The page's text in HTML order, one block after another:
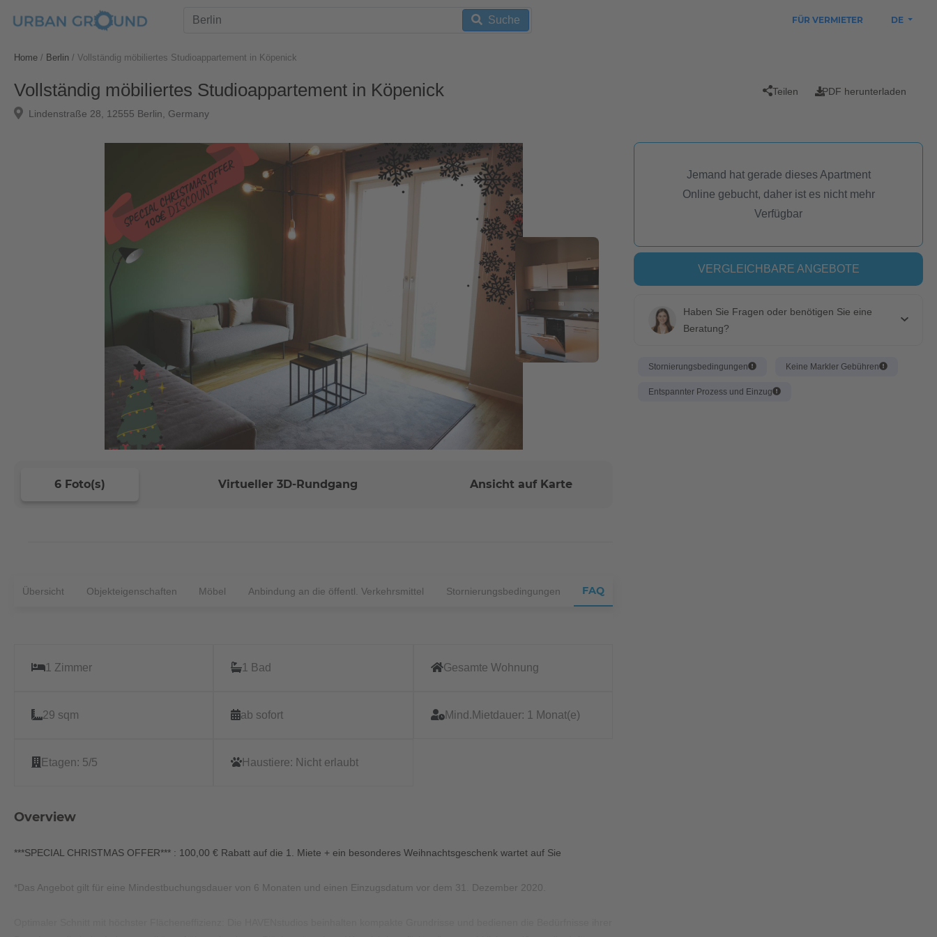
Suche FÜR VERMIETER DE
Home / Berlin / Vollständig möbiliertes Studioappartement in Köpenick
Vollständig möbiliertes Studioappartement in Köpenick
Lindenstraße 28, 12555 Berlin, Germany
Teilen PDF herunterladen
6 Foto(s) Virtueller 3D-Rundgang Ansicht auf Karte
Übersicht Objekteigenschaften Möbel Anbindung an die öffentl. Verkehrsmittel Stornierungsbedingungen FAQ
1 Zimmer 1 Bad Gesamte Wohnung
29 sqm ab sofort Mind.Mietdauer: 1 Monat(e)
Etagen: 5/5 Haustiere: Nicht erlaubt
Overview
***SPECIAL CHRISTMAS OFFER*** : 100,00 € Rabatt auf die 1. Miete + ein besonderes Weihnachtsgeschenk wartet auf Sie
*Das Angebot gilt für eine Mindestbuchungsdauer von 6 Monaten und einen Einzugsdatum vor dem 31. Dezember 2020.
Jemand hat gerade dieses Apartment
Online gebucht, daher ist es nicht mehr
Verfügbar
VERGLEICHBARE ANGEBOTE
Haben Sie Fragen oder benötigen Sie eine
Beratung?
Stornierungsbedingungen Keine Markler Gebühren
Entspannter Prozess und Einzug